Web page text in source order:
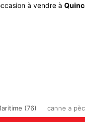
à vendre à
(76) canne a